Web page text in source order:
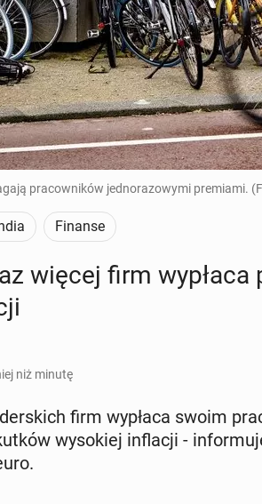
pracowników jednorazowymi premiami.
Finanse
więcej firm wypłaca
niż minutę
firm wypłaca swoim
wy­so­kiej in­fla­cji -